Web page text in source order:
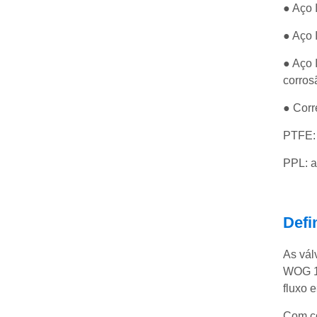
● Aço
● Aço
● Aço
●
PPL:
As
WOG
fluxo